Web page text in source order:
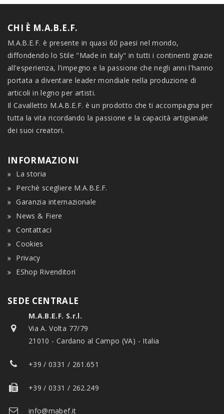
CHI È M.A.B.E.F.
M.A.B.E.F. è presente in quasi 60 paesi nel mondo,
diffondendo lo Stile "Made in Italy" in tutti i continenti grazie
all'esperienza, l'impegno e la passione che negli anni l'hanno
portata a diventare leader mondiale nella produzione di
articoli in legno per artisti.
Il Cavalletto M.A.B.E.F. è un prodotto che ti accompagna per
tutta la vita ricordando la passione e la capacità artigianale
dei suoi creatori.
INFORMAZIONI
La storia
Perchè scegliere M.A.B.E.F.
Garanzia internazionale
News & Fiere
Contattaci
Cookies
Privacy
EShop Rivenditori
SEDE CENTRALE
M.A.B.E.F. S.r.l.
Via A. Volta 77/79
21010 - Cardano al Campo (VA) - Italia
+39 / 0331 / 261.651
+39 / 0331 / 262.249
info@mabef.it